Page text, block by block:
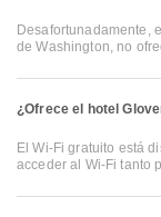
Desafortunadamente,
de Washington, no
¿Ofrece el hotel
El Wi-Fi gratuito está
acceder al Wi-Fi tanto